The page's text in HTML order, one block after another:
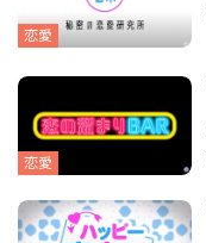
恋愛
恋愛